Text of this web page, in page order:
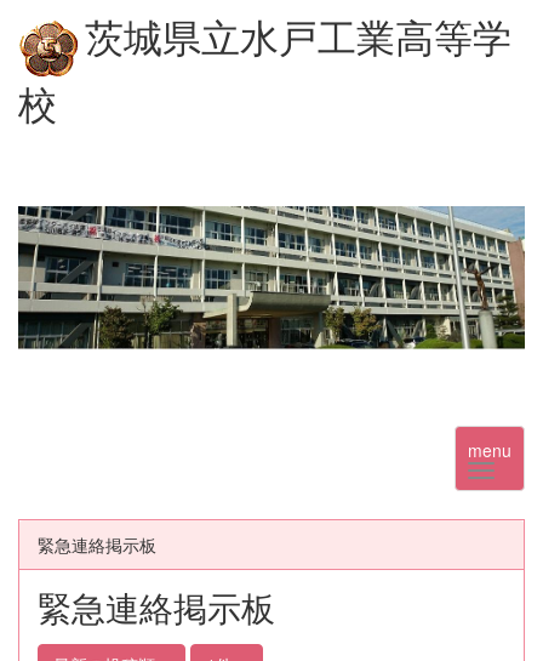
茨城県立水戸工業高等学
校
menu
緊急連絡掲示板
緊急連絡掲示板